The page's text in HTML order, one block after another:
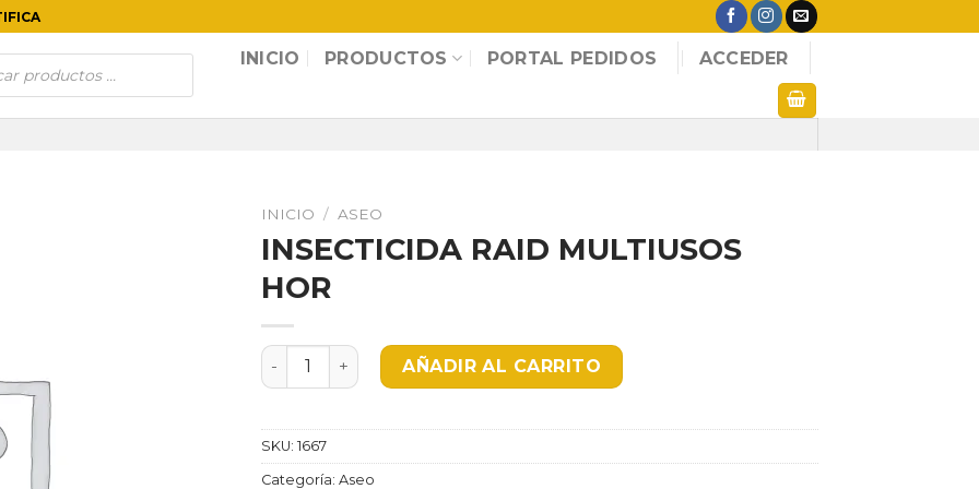
INICIO PRODUCTOS PORTAL PEDIDOS ACCEDER
INICIO / ASEO
INSECTICIDA RAID MULTIUSOS
HOR
INSECTICIDA RAID MULTIUSOS HOR cantidad
AÑADIR AL CARRITO
SKU: 1667
Categoría: Aseo